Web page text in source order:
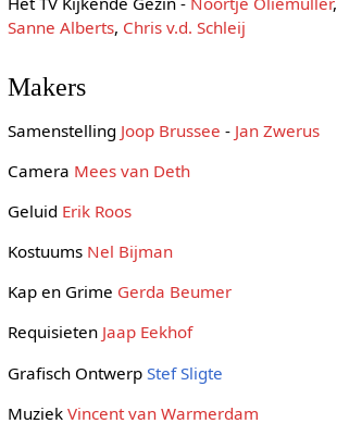
Sanne Alberts, Chris v.d. Schleij
Makers
Samenstelling Joop Brussee - Jan Zwerus
Camera Mees van Deth
Geluid Erik Roos
Kostuums Nel Bijman
Kap en Grime Gerda Beumer
Requisieten Jaap Eekhof
Grafisch Ontwerp Stef Sligte
Muziek Vincent van Warmerdam